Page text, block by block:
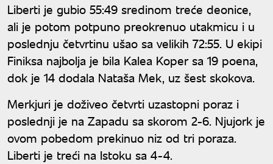
Liberti je gubio 55:49 sredinom treće deonice,
ali je potom potpuno preokrenuo utakmicu i u
poslednju četvrtinu ušao sa velikih 72:55. U ekipi
Finiksa najbolja je bila Kalea Koper sa 19 poena,
dok je 14 dodala Nataša Mek, uz šest skokova.
Merkjuri je doživeo četvrti uzastopni poraz i
poslednji je na Zapadu sa skorom 2-6. Njujork je
ovom pobedom prekinuo niz od tri poraza.
Liberti je treći na Istoku sa 4-4.